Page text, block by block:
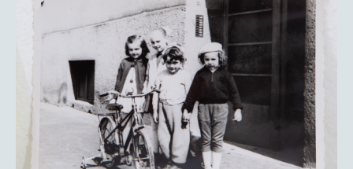
Virtualni fundus
Živa baština
Virtualni program